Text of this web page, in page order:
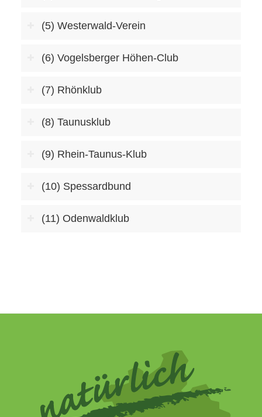
(5) Westerwald-Verein
(6) Vogelsberger Höhen-Club
(7) Rhönklub
(8) Taunusklub
(9) Rhein-Taunus-Klub
(10) Spessardbund
(11) Odenwaldklub